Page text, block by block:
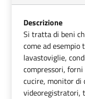
Descrizione
Si tratta di beni
come ad
lavastoviglie,
compressori,
cucire, monitor di
videoregistratori,